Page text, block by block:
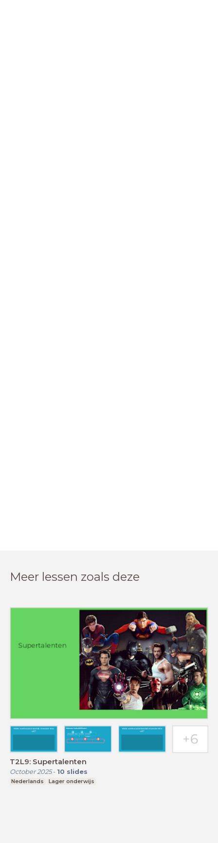
Meer lessen zoals deze
T2L9: Supertalenten
October 2025- 10 slides
Nederlands Lager onderwijs